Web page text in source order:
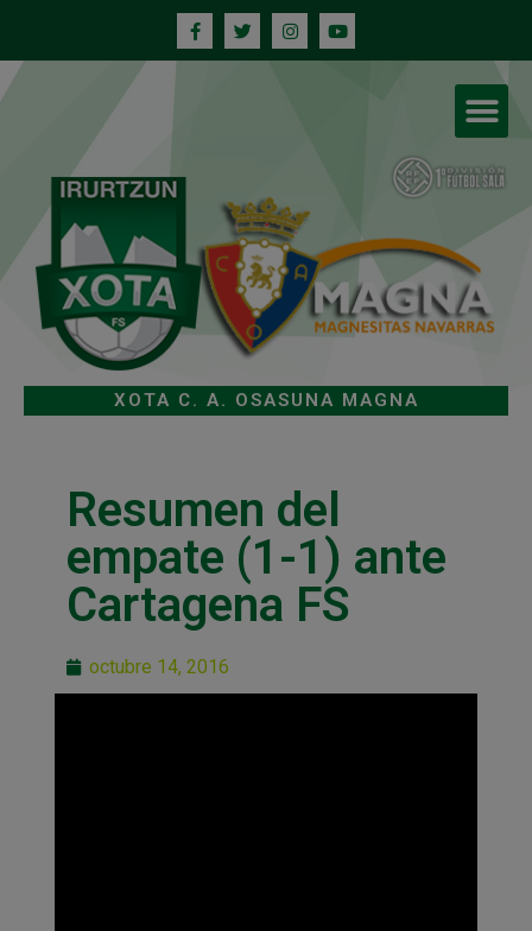
XOTA C. A. OSASUNA MAGNA
Resumen del
empate (1-1) ante
Cartagena FS
octubre 14, 2016